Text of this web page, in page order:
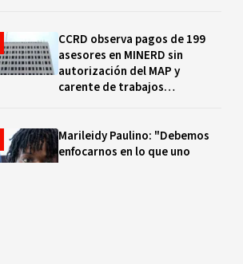
CCRD observa pagos de 199
asesores en MINERD sin
autorización del MAP y
carente de trabajos
Marileidy Paulino: "Debemos
enfocarnos en lo que uno